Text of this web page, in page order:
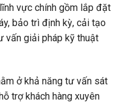
vực chính gồm lắp đặt
bảo trì định kỳ, cải tạo
vấn giải pháp kỹ thuật
ở khả năng tư vấn sát
trợ khách hàng xuyên